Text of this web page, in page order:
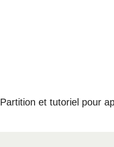
Partition et tutoriel pour